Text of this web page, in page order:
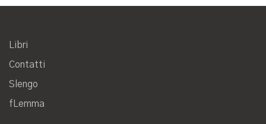
Libri
Contatti
Slengo
fLemma